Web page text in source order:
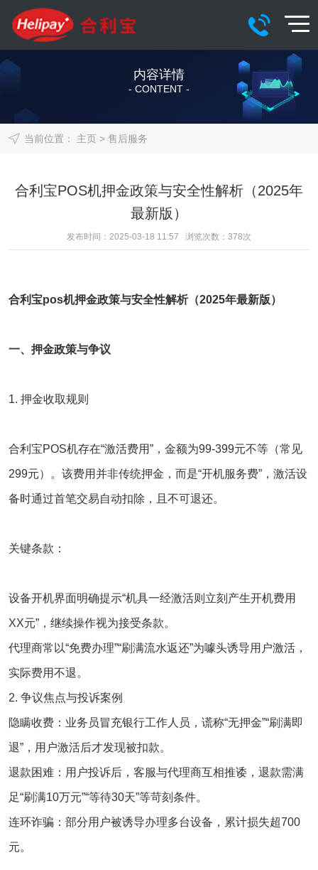
内容详情
- CONTENT -
当前位置： 主页> 售后服务
合利宝POS机押金政策与安全性解析（2025年
最新版）
发布时间：2025-03-18 11:57 浏览次数： 378次
合利宝pos机押金政策与安全性解析（2025年最新版）
一、押金政策与争议
1. ‌押金收取规则‌
合利宝POS机存在‌“激活费用”‌，金额为‌99-399元不等‌（常见
299元）‌。该费用并非传统押金，而是‌“开机服务费”‌，激活设
备时通过首笔交易自动扣除，且‌不可退还‌‌。
关键条款‌：
设备开机界面明确提示“机具一经激活则立刻产生开机费用
XX元”，继续操作视为接受条款‌。
代理商常以‌“免费办理”“刷满流水返还”‌为噱头诱导用户激活，
实际费用不退‌。
2. ‌争议焦点与投诉案例‌
隐瞒收费‌：业务员冒充银行工作人员，谎称“无押金”“刷满即
退”，用户激活后才发现被扣款‌。
退款困难‌：用户投诉后，客服与代理商互相推诿，退款需满
足“刷满10万元”“等待30天”等苛刻条件‌。
连环诈骗‌：部分用户被诱导办理多台设备，累计损失超700
元‌。